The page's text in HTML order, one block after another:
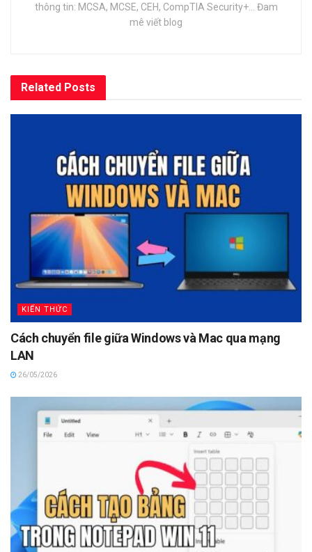
thông tin: MCSA, MCSE, CEH, CompTIA Security+... Đam
mê viết blog
Related Posts
KIẾN THỨC
Cách chuyển file giữa Windows và Mac qua mạng
LAN
26/05/2026